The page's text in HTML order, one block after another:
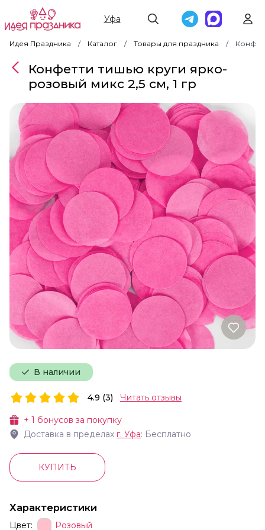
Уфа
Идея Праздника Каталог Товары для праздника
В наличии
Конфетти тишью круги ярко-
розовый микс 2,5 см, 1 гр
+ 1 бонусов за покупку
Доставка в пределах г. Уфа: Бесплатно
4.9 (3) Читать отзывы
КУПИТЬ
Характеристики
Цвет: Розовый